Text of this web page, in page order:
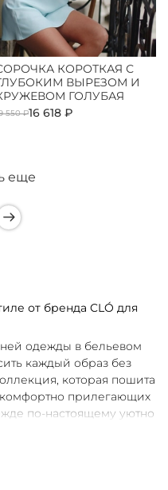
КОРОТКАЯ С
ВЫРЕЗОМ И
ГОЛУБАЯ
550 ₽16 618 ₽
еще
от бренда CLÓ для
одежды в бельевом
каждый образ без
которая пошита
прилегающих
по-настоящему уютно
каждой женщине